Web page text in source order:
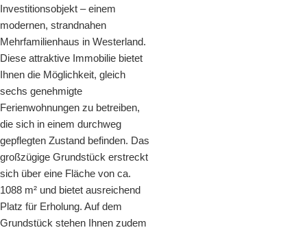
Investitionsobjekt – einem
modernen, strandnahen
Mehrfamilienhaus in Westerland.
Diese attraktive Immobilie bietet
Ihnen die Möglichkeit, gleich
sechs genehmigte
Ferienwohnungen zu betreiben,
die sich in einem durchweg
gepflegten Zustand befinden. Das
großzügige Grundstück erstreckt
sich über eine Fläche von ca.
1088 m² und bietet ausreichend
Platz für Erholung. Auf dem
Grundstück stehen Ihnen zudem